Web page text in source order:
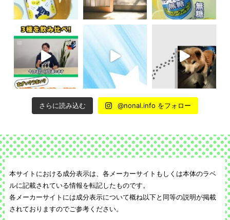
さらに読み込む @nonal.info をフォロー
本サイトにおける成分表示は、各メーカーサイトもしくは本体のラベ
ルに記載されている情報を転記したものです。
各メーカーサイトには成分表示について概ね以下と同等の説明が掲載
されておりますのでご参考ください。